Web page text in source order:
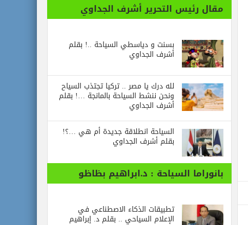
مقال رئيس التحرير أشرف الجداوي
بسنت و دياسطي السياحة ..! بقلم
أشرف الجداوي
لله درك يا مصر .. تركيا تجتذب السياح
ونحن ننشط السياحة بالمانجة …! بقلم
أشرف الجداوي
السياحة انطلاقة جديدة أم هي …؟!
بقلم أشرف الجداوي
بانوراما السياحة : د.ابراهيم بظاظو
تطبيقات الذكاء الاصطناعي في
الإعلام السياحي .. بقلم د. إبراهيم